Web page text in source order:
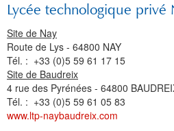
Lycée technologique privé
Site de Nay
Route de Lys - 64800 NAY
Tél. : +33 (0)5 59 61 17 15
Site de Baudreix
4 rue des Pyrénées - 64800
Tél. : +33 (0)5 59 61 05 83
www.ltp-naybaudreix.com